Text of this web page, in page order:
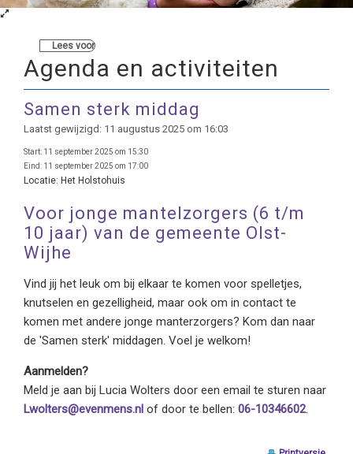
Lees voor
Agenda en activiteiten
Samen sterk middag
Laatst gewijzigd: 11 augustus 2025 om 16:03
Start: 11 september 2025 om 15:30
Eind: 11 september 2025 om 17:00
Locatie: Het Holstohuis
Voor jonge mantelzorgers (6 t/m
10 jaar) van de gemeente Olst-
Wijhe
Vind jij het leuk om bij elkaar te komen voor spelletjes,
knutselen en gezelligheid, maar ook om in contact te
komen met andere jonge manterzorgers? Kom dan naar
de 'Samen sterk' middagen. Voel je welkom!
Aanmelden?
Meld je aan bij Lucia Wolters door een email te sturen naar
Lwolters@evenmens.nl of door te bellen: 06-10346602.